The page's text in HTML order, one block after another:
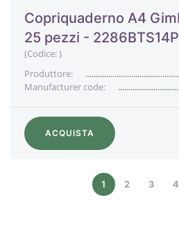
Copriquaderno A4
25 pezzi -
(Codice:)
Produttore:
Manufacturer code:
ACQUISTA
1 2 3 4